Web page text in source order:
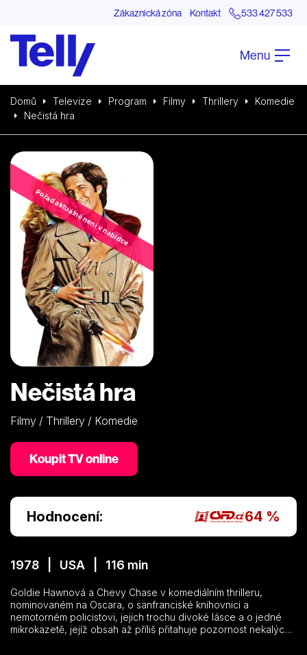
Zákaznická zóna Kontakt 533 427 533
Menu
Domů Televize Program Filmy Thrillery
Komedie
Nečistá hra
Pořad aktuálně není v nabídce
Nečistá hra
Filmy / Thrillery / Komedie
Koupit TV online
Hodnocení: 64 %
1978 | USA | 116 min
Goldie Hawnová a Chevy Chase v komediálním thrilleru,
nominovaném na Oscara, o sanfranciské knihovnici a
nemotorném policistovi, jejich trochu divoké lásce a o jedné
mikrokazetě, jejíž obsah až příliš přitahuje pozornost nekalých